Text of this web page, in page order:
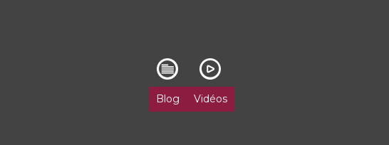
Blog Vidéos